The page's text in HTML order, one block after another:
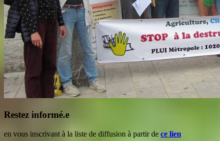
Restez informé.e
en vous inscrivant à la liste de diffusion à partir de ce lien